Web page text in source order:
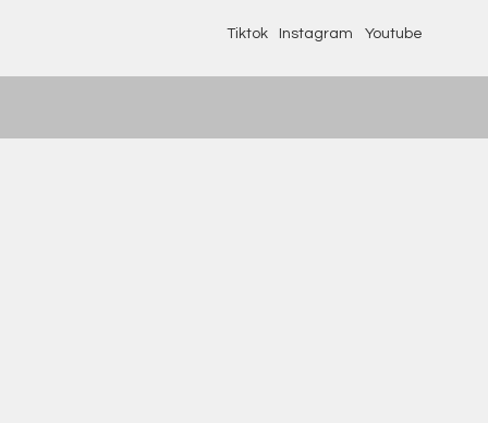
Tiktok Instagram Youtube